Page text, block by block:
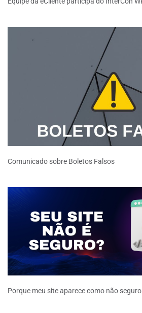
Comunicado sobre Boletos Falsos
Porque meu site aparece como não seguro